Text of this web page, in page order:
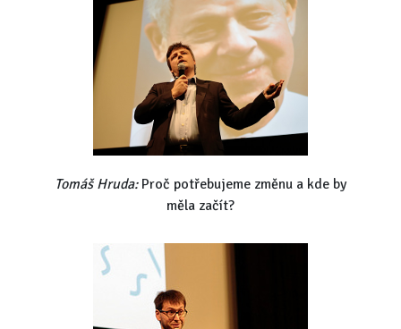
Tomáš Hruda:Proč potřebujeme změnu a kde by
měla začít?